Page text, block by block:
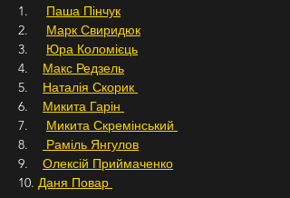
1. Паша Пінчук
2. Марк Свиридюк
3. Юра Коломієць
4. Макс Редзель
5. Наталія Скорик
6. Микита Гарін
7. Микита Скремінський
8.
Раміль Янгулов
9. Олексій Приймаченко
10. Даня Повар